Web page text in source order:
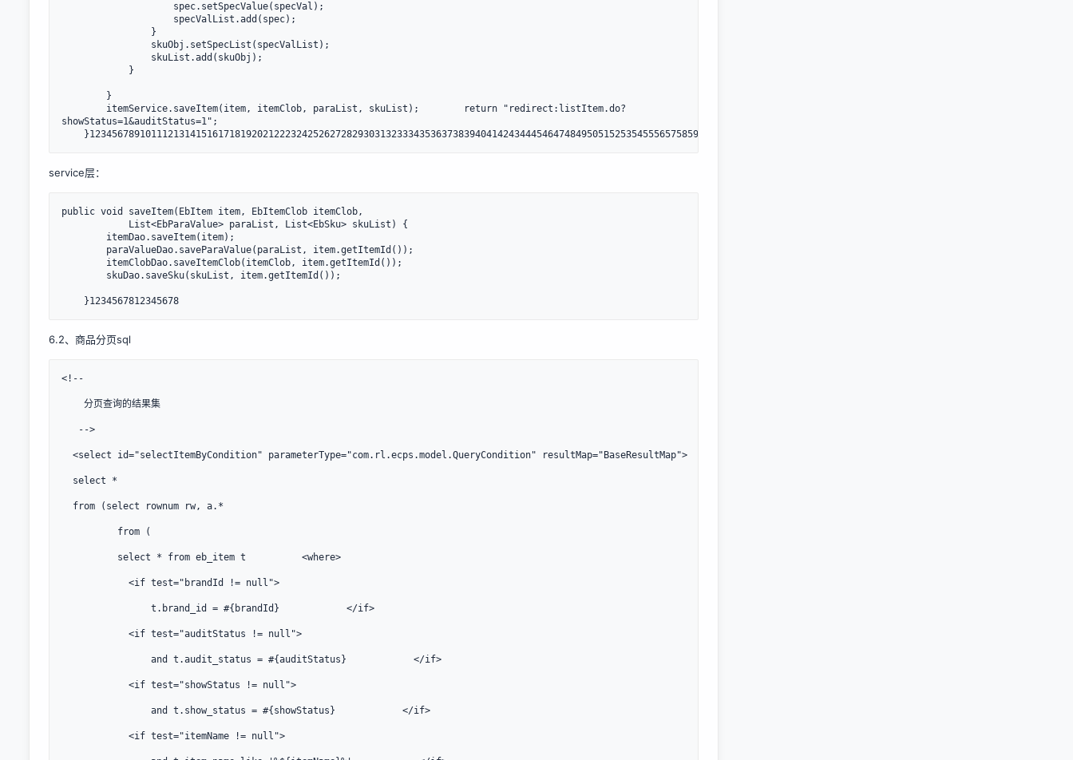
spec.setSpecValue(specVal);
specValList.add(spec);
}
skuObj.setSpecList(specValList);
skuList.add(skuObj);
}
}
itemService.saveItem(item, itemClob, paraList, skuList);        return "redirect:listItem.do?
showStatus=1&auditStatus=1";
service层：
public void saveItem(EbItem item, EbItemClob itemClob,
List<EbParaValue> paraList, List<EbSku> skuList) {
itemDao.saveItem(item);
paraValueDao.saveParaValue(paraList, item.getItemId());
itemClobDao.saveItemClob(itemClob, item.getItemId());
skuDao.saveSku(skuList, item.getItemId());
}1234567812345678
6.2、商品分页sql
<!--
分页查询的结果集
-->
<select id="selectItemByCondition" parameterType="com.rl.ecps.model.QueryCondition" resultMap="BaseResultMap">
select *
from (select rownum rw, a.*
from (
select * from eb_item t          <where>
<if test="brandId != null">
t.brand_id = #{brandId}            </if>
<if test="auditStatus != null">
and t.audit_status = #{auditStatus}            </if>
<if test="showStatus != null">
and t.show_status = #{showStatus}            </if>
<if test="itemName != null">